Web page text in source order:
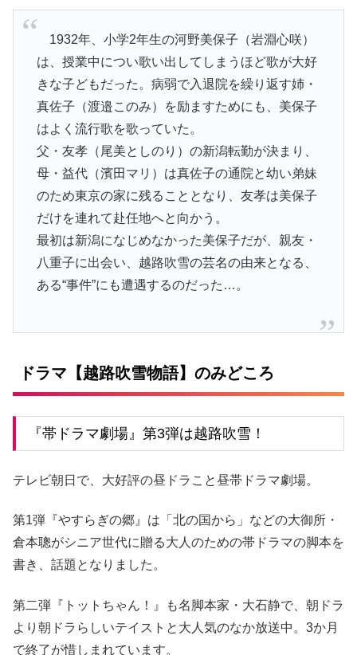
1932年、小学2年生の河野美保子（岩淵心咲）
は、授業中につい歌い出してしまうほど歌が大好
きな子どもだった。病弱で入退院を繰り返す姉・
真佐子（渡邉このみ）を励ますためにも、美保子
はよく流行歌を歌っていた。
父・友孝（尾美としのり）の新潟転勤が決まり、
母・益代（濱田マリ）は真佐子の通院と幼い弟妹
のため東京の家に残ることとなり、友孝は美保子
だけを連れて赴任地へと向かう。
最初は新潟になじめなかった美保子だが、親友・
八重子に出会い、越路吹雪の芸名の由来となる、
ある“事件”にも遭遇するのだった…。
ドラマ【越路吹雪物語】のみどころ
『帯ドラマ劇場』第3弾は越路吹雪！
テレビ朝日で、大好評の昼ドラこと昼帯ドラマ劇場。
第1弾『やすらぎの郷』は「北の国から」などの大御所・
倉本聰がシニア世代に贈る大人のための帯ドラマの脚本を
書き、話題となりました。
第二弾『トットちゃん！』も名脚本家・大石静で、朝ドラ
より朝ドラらしいテイストと大人気のなか放送中。3か月
で終了が惜しまれています。